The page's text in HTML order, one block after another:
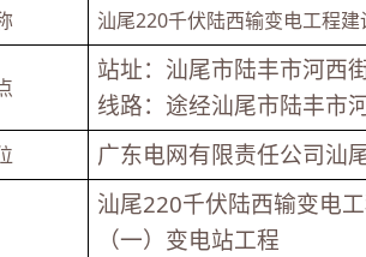
汕尾220千伏陆西输变电工程
站址：汕尾市陆丰市河西
线路：途经汕尾市陆丰市
广东电网有限责任公司汕
汕尾220千伏陆西输变电
（一）变电站工程